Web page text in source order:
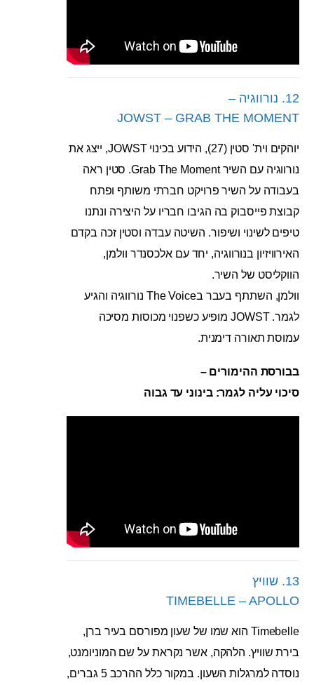
12. נורווגיה –
JOWST – GRAB THE MOMENT
יוהקים וית' סטין (27), הידוע בכינוי JOWST, ייצג את
נורווגיה עם השיר Grab The Moment. סטין ראה
בעבודה על השיר פרויקט חברתי משותף ופתח
קבוצת פייסבוק בה הגיבו חבריו על היצירה ונתנו
טיפים לשינוי ושיפור. השיטה עבדה וסטין זכה בקדם
האירוויזיון בנורווגיה, יחד עם אלכסנדר וולמן,
הווקליסט של השיר.
וולמן, השתתף בעבר בThe Voice נורווגיה והגיע
לגמר. JOWST מופיע כשפנוי מכוסות מסיכה
עמוסת תאורה דימנית.
בבורסת ההימורים –
סיכוי עליה לגמר: בינוני עד גבוה
13. שוויץ
TIMEBELLE – APOLLO
Timebelle הוא שמו של שעון מפורסם בעיר ברן,
בירת שוויץ. הלהקה, אשר נקראת על שם המוניומנט,
נוסדה למרגלות השעון. במקור כלל ההרכב 5 גברים,